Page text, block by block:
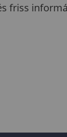
friss